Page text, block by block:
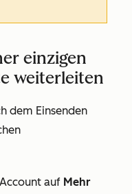
einzigen
weiterleiten
dem Einsenden
auf Mehr